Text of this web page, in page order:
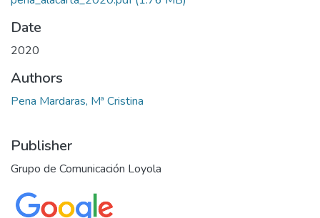
Date
2020
Authors
Pena Mardaras, Mª Cristina
Publisher
Grupo de Comunicación Loyola